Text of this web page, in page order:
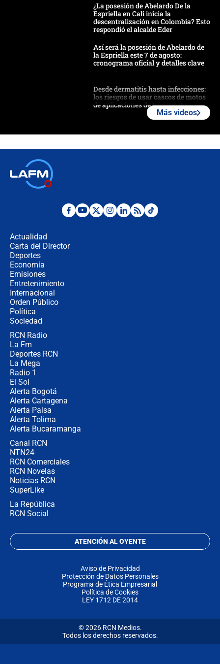
¿La posesión de Abelardo De la
Espriella en Cali inicia la
descentralización en Colombia? Esto
respondió el alcalde Eder
Así será la posesión de Abelardo de
la Espriella este 7 de agosto:
cronograma oficial y detalles clave
Desde dermatitis hasta infecciones:
los riesgos de usar cascos de motos
de aplicaciones de transporte
Posesión de Abelardo De La Espriella
Más videos
Actualidad
Carta del Director
Deportes
Economía
Emisiones
Entretenimiento
Internacional
Orden Público
Política
Sociedad
RCN Radio
La Fm
Deportes RCN
La Mega
Radio 1
El Sol
Alerta Bogotá
Alerta Cartagena
Alerta Paisa
Alerta Tolima
Alerta Bucaramanga
Canal RCN
NTN24
RCN Comerciales
RCN Novelas
Noticias RCN
SuperLike
La República
RCN Social
ATENCIÓN AL OYENTE
Aviso de Privacidad
Protección de Datos Personales
Programa de Ética Empresarial
Política de Cookies
LEY 1712 DE 2014
© 2026 RCN Medios.
Todos los derechos reservados.